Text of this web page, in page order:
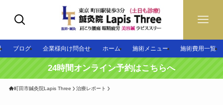
ブログ 企業様向け問合せ ホーム 施術メニュー 施術費用一覧
24時間オンライン予約はこちらへ
町田市鍼灸院Lapis Three 治療レポート